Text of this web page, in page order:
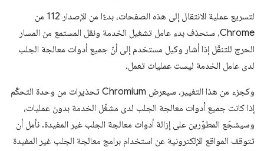
لتسريع عملية الانتقال إلى هذه الصفحات، بدءًا من الإصدار 112 من
Chrome، سنحذف بدء عامل تشغيل الخدمة ونقل المستمع من المسار
الحرج للتنقّل إذا أشار وكيل مستخدم إلى أنّ جميع أدوات معالجة الجلب
لدى عامل الخدمة ليست عمليات تعمل.
وكجزء من هذا التغيير، سيعرض Chromium تحذيرات من وحدة التحكّم
إذا كانت جميع أدوات معالجة الجلب لدى مشغّل الخدمة بدون عمليات،
وسيشجّع المطوّرين على إزالة أدوات معالجة الجلب غير المفيدة. نأمل أن
تتوقف المواقع الإلكترونية عن استخدام برامج معالجة الجلب غير المفيدة